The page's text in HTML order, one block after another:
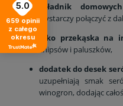
składnik
wystarczy połączyć z
jako przekąska na
chipsów i paluszków,
dodatek do desek
uzupełniają smak
winogron, dodając
5.0
659 opinii
z całego
okresu